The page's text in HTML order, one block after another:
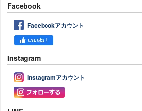
Facebook
Facebookアカウント
Instagram
Instagramアカウント